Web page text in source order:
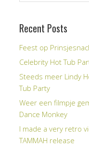
Recent Posts
Feest op
Celebrity Hot Tub
Steeds meer Lindy
Tub Party
Weer een filmpje
Dance Monkey
I made a very retro
TAMMAH release